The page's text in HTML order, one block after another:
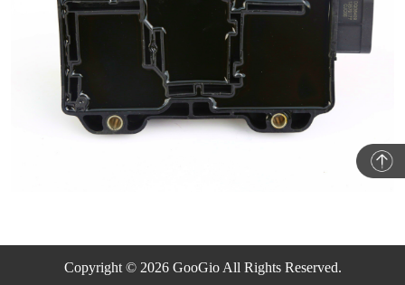
Copyright © 2026 GooGio All Rights Reserved.